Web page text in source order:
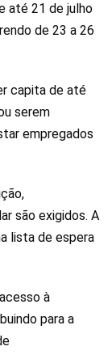
até 21 de julho
de 23 a 26
capita de até
serem
empregados
são exigidos. A
lista de espera
à
para a